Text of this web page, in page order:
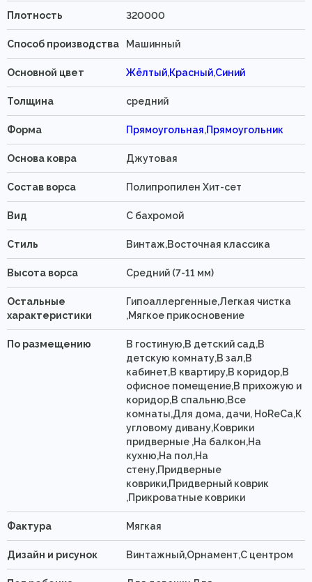
Плотность 320000
Способ производства Машинный
Основной цвет Жёлтый,Красный,Синий
Толщина средний
Форма Прямоугольная,Прямоугольник
Основа ковра Джутовая
Состав ворса Полипропилен Хит-сет
Вид C бахромой
Стиль Винтаж,Восточная классика
Высота ворса Средний (7-11 мм)
Остальные
характеристики
Гипоаллергенные,Легкая чистка
,Мягкое прикосновение
По размещению
В гостиную,В детский сад,В
детскую комнату,В зал,В
кабинет,В квартиру,В коридор,В
офисное помещение,В прихожую и
коридор,В спальню,Все
комнаты,Для дома, дачи, HoReCa,К
угловому дивану,Коврики
придверные ,На балкон,На
кухню,На пол,На
стену,Придверные
коврики,Придверный коврик
,Прикроватные коврики
Фактура Мягкая
Дизайн и рисунок Винтажный,Орнамент,С центром